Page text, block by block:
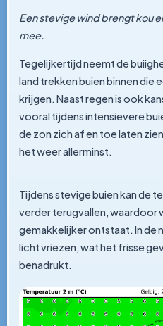
Een stevige wind brengt kou
mee.
Tegelijkertijd neemt de
land trekken buien binnen die
krijgen. Naast regen is ook
vooral tijdens intensievere
de zon zich af en toe laten
het weer allerminst.
Tijdens stevige buien kan de
verder terugvallen, waardoor
gemakkelijker ontstaat. In de
licht vriezen, wat het frisse
benadrukt.